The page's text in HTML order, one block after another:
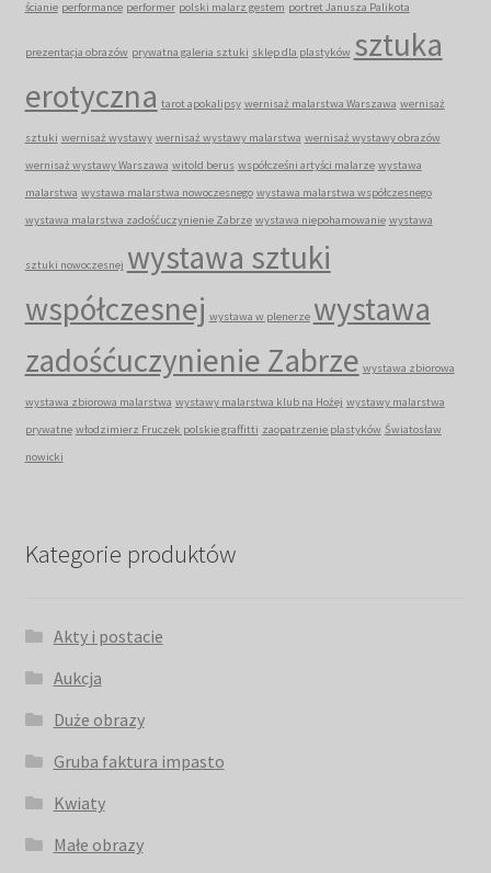
ścianie performance performer polski malarz gestem portret Janusza Palikota
prezentacja obrazów prywatna galeria sztuki sklep dla plastyków sztuka
erotyczna tarot apokalipsy wernisaż malarstwa Warszawa wernisaż
sztuki wernisaż wystawy wernisaż wystawy malarstwa wernisaż wystawy obrazów
wernisaż wystawy Warszawa witold berus współcześni artyści malarze wystawa
malarstwa wystawa malarstwa nowoczesnego wystawa malarstwa współczesnego
wystawa malarstwa zadośćuczynienie Zabrze wystawa niepohamowanie wystawa
sztuki nowoczesnej wystawa sztuki
współczesnej wystawa w plenerze wystawa
zadośćuczynienie Zabrze wystawa zbiorowa
wystawa zbiorowa malarstwa wystawy malarstwa klub na Hożej wystawy malarstwa
prywatne włodzimierz Fruczek polskie graffitti zaopatrzenie plastyków Światosław
nowicki
Kategorie produktów
Akty i postacie
Aukcja
Duże obrazy
Gruba faktura impasto
Kwiaty
Małe obrazy